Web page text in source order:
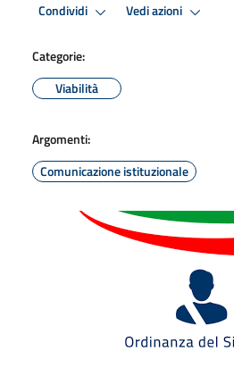
Condividi Vedi azioni
Categorie:
Viabilità
Argomenti:
Comunicazione istituzionale